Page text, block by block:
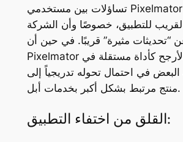
تساؤلات بين مستخدمي Pixelmator حول
للتطبيق، خصوصًا وأن الشركة
“تحديثات مثيرة” قريبًا. في حين أن
Pixelmator قد يظل على الأرجح كأداة مستقلة في
البعض في احتمال تحوله تدريجياً إلى
منتج مرتبط بشكل أكبر بخدمات أبل.
القلق من اختفاء التطبيق: